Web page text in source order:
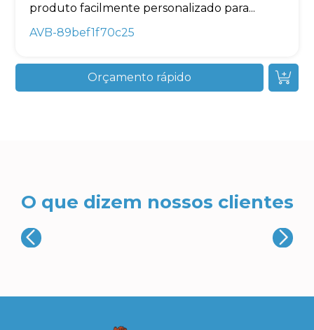
produto facilmente personalizado para...
AVB-89bef1f70c25
Orçamento rápido
O que dizem nossos clientes